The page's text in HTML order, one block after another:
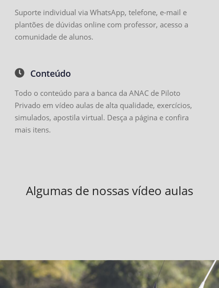
Suporte individual via WhatsApp, telefone, e-mail e
plantões de dúvidas online com professor, acesso a
comunidade de alunos.
Conteúdo
Todo o conteúdo para a banca da ANAC de Piloto
Privado em vídeo aulas de alta qualidade, exercícios,
simulados, apostila virtual. Desça a página e confira
mais itens.
Algumas de nossas vídeo aulas